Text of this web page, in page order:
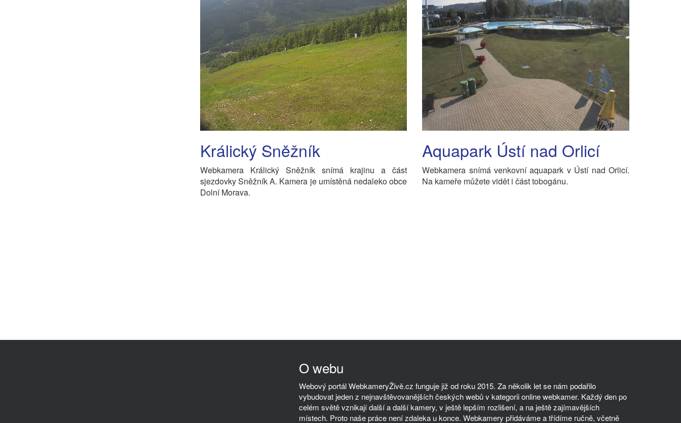
Králický Sněžník
Webkamera Králický Sněžník snímá krajinu a část
sjezdovky Sněžník A. Kamera je umístěná nedaleko obce
Dolní Morava.
Aquapark Ústí nad Orlicí
Webkamera snímá venkovní aquapark v Ústí nad Orlicí.
Na kameře můžete vidět i část tobogánu.
O webu
Webový portál WebkameryŽivě.cz funguje již od roku 2015. Za několik let se nám podařilo
vybudovat jeden z nejnavštěvovanějších českých webů v kategorii online webkamer. Každý den po
celém světě vznikají další a další kamery, v ještě lepším rozlišení, a na ještě zajímavějších
místech. Proto naše práce není zdaleka u konce. Webkamery přidáváme a třídíme ručně, včetně